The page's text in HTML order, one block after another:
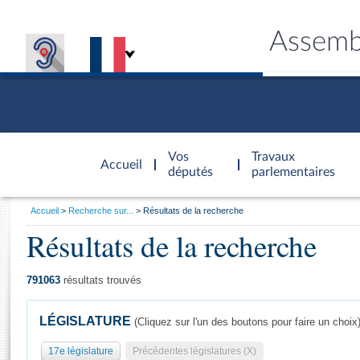
Accueil
d'accueil
Vos
députés
Travaux
parlementaires
Général
Vous
Accueil Recherche sur... Résultats de la recherche
Résultats de la recherche
791063 résultats trouvés
LÉGISLATURE (Cliquez sur l'un des boutons pour faire un choix)
17e législature Précédentes législatures (X)